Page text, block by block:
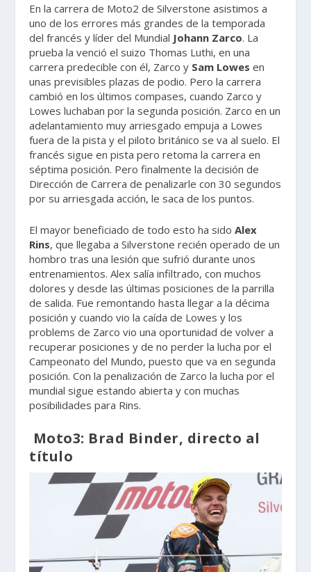
En la carrera de Moto2 de Silverstone asistimos a
uno de los errores más grandes de la temporada
del francés y líder del Mundial Johann Zarco. La
prueba la venció el suizo Thomas Luthi, en una
carrera predecible con él, Zarco y Sam Lowes en
unas previsibles plazas de podio. Pero la carrera
cambió en los últimos compases, cuando Zarco y
Lowes luchaban por la segunda posición. Zarco en un
adelantamiento muy arriesgado empuja a Lowes
fuera de la pista y el piloto británico se va al suelo. El
francés sigue en pista pero retoma la carrera en
séptima posición. Pero finalmente la decisión de
Dirección de Carrera de penalizarle con 30 segundos
por su arriesgada acción, le saca de los puntos.
El mayor beneficiado de todo esto ha sidoAlex
Rins, que llegaba a Silverstone recién operado de un
hombro tras una lesión que sufrió durante unos
entrenamientos. Alex salía infiltrado, con muchos
dolores y desde las últimas posiciones de la parrilla
de salida. Fue remontando hasta llegar a la décima
posición y cuando vio la caída de Lowes y los
problems de Zarco vio una oportunidad de volver a
recuperar posiciones y de no perder la lucha por el
Campeonato del Mundo, puesto que va en segunda
posición. Con la penalización de Zarco la lucha por el
mundial sigue estando abierta y con muchas
posibilidades para Rins.
Moto3: Brad Binder, directo al
título